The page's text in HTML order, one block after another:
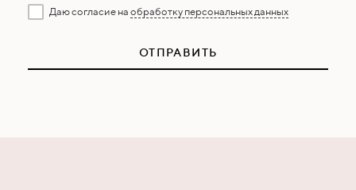
Даю согласие на обработку персональных данных
ОТПРАВИТЬ